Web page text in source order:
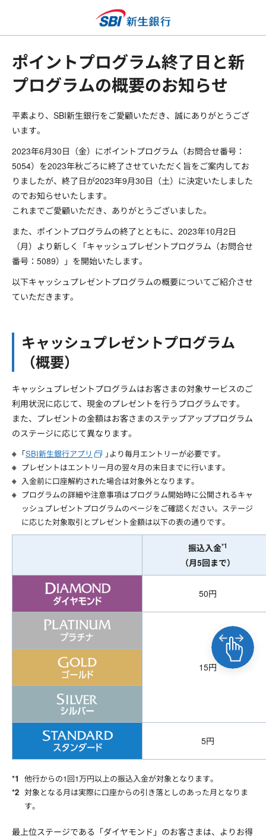
ポイントプログラム終了日と新
プログラムの概要のお知らせ
平素より、SBI新生銀行をご愛顧いただき、誠にありがとうござ
います。
2023年6月30日（金）にポイントプログラム（お問合せ番号：
5054）を2023年秋ごろに終了させていただく旨をご案内してお
りましたが、終了日が2023年9月30日（土）に決定いたしました
のでお知らせいたします。
これまでご愛顧いただき、ありがとうございました。
また、ポイントプログラムの終了とともに、2023年10月2日
（月）より新しく「キャッシュプレゼントプログラム（お問合せ
番号：5089）」を開始いたします。
以下キャッシュプレゼントプログラムの概要についてご紹介させ
ていただきます。
キャッシュプレゼントプログラム
（概要）
キャッシュプレゼントプログラムはお客さまの対象サービスのご
利用状況に応じて、現金のプレゼントを行うプログラムです。
また、プレゼントの金額はお客さまのステップアッププログラム
のステージに応じて異なります。
｢SBI新生銀行アプリ
｣より毎月エントリーが必要です。
プレゼントはエントリー月の翌々月の末日までに行います。
入金前に口座解約された場合は対象外となります。
プログラムの詳細や注意事項はプログラム開始時に公開されるキャ
ッシュプレゼントプログラムのページをご確認ください。ステージ
に応じた対象取引とプレゼント金額は以下の表の通りです。
振込入金*1
（月5回まで）
50円
15円
5円
他行からの1回1万円以上の振込入金が対象となります。
対象となる月は実際に口座からの引き落としのあった月となりま
す。
最上位ステージである「ダイヤモンド」のお客さまは、よりお得